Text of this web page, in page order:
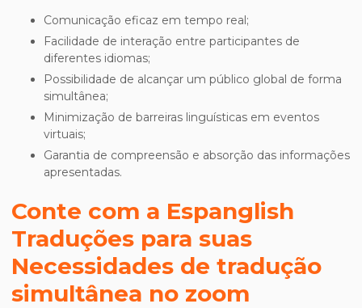
Comunicação eficaz em tempo real;
Facilidade de interação entre participantes de
diferentes idiomas;
Possibilidade de alcançar um público global de forma
simultânea;
Minimização de barreiras linguísticas em eventos
virtuais;
Garantia de compreensão e absorção das informações
apresentadas.
Conte com a Espanglish
Traduções para suas
Necessidades de tradução
simultânea no zoom